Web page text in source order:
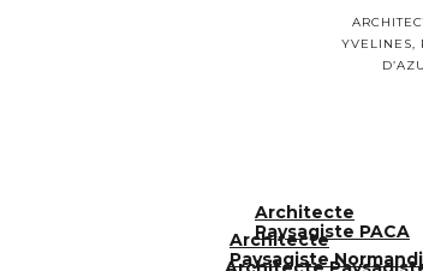
YVELINES,
Architecte
Paysagiste PACA
Architecte
Paysagiste